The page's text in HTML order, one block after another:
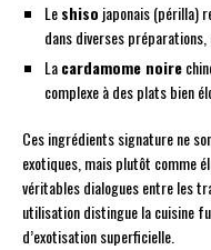
Leshiso japonais (périlla)
dans diverses
Lacardamome noire
complexe à des plats bien
Ces ingrédients signature ne
exotiques, mais plutôt comme
véritables dialogues entre les
utilisation distingue la cuisine
d’exotisation superficielle.